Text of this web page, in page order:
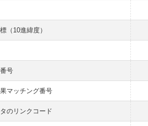
（10進緯度）
号
マッチング番号
のリンクコード